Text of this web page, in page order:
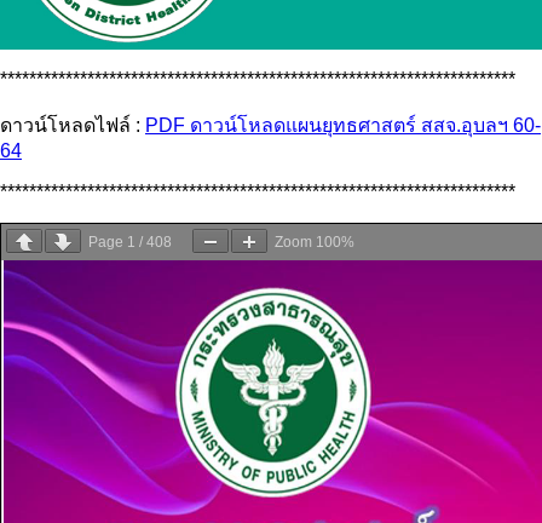
***********************************************************************
ดาวน์โหลดไฟล์ : PDF ดาวน์โหลดแผนยุทธศาสตร์ สสจ.อุบลฯ 60-
64
***********************************************************************
Page 1 / 408 Zoom 100%